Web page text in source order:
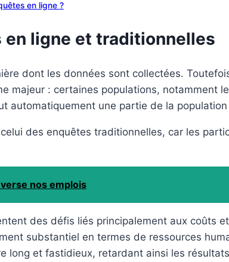
en ligne ?
ligne et traditionnelles
dont les données sont collectées.
majeur : certaines populations, notamment
automatiquement une partie de la
des enquêtes traditionnelles, car les
nos emplois
des défis liés principalement aux coûts
substantiel en termes de ressources
long et fastidieux, retardant ainsi les